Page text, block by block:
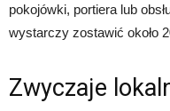
pokojówki, portiera lub
wystarczy zostawić około
Zwyczaje